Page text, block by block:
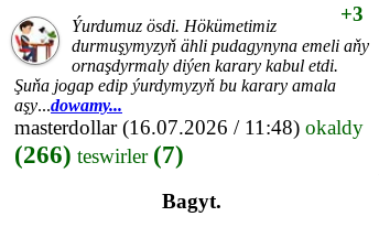
+3
Ýurdumuz ösdi. Hökümetimiz
durmuşymyzyň ähli pudagynyna emeli aňy
ornaşdyrmaly diýen karary kabul etdi.
Şuňa jogap edip ýurdymyzyň bu karary amala
aşy...dowamy...
masterdollar(16.07.2026 / 11:48) okaldy
(266) teswirler (7)
Bagyt.